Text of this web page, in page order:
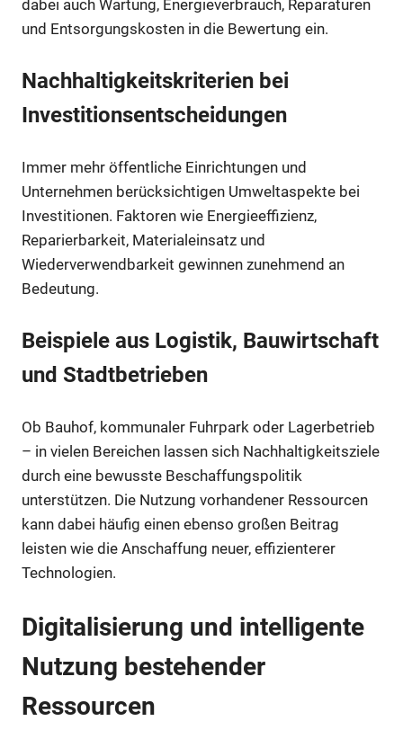
dabei auch Wartung, Energieverbrauch, Reparaturen
und Entsorgungskosten in die Bewertung ein.
Nachhaltigkeitskriterien bei
Investitionsentscheidungen
Immer mehr öffentliche Einrichtungen und
Unternehmen berücksichtigen Umweltaspekte bei
Investitionen. Faktoren wie Energieeffizienz,
Reparierbarkeit, Materialeinsatz und
Wiederverwendbarkeit gewinnen zunehmend an
Bedeutung.
Beispiele aus Logistik, Bauwirtschaft
und Stadtbetrieben
Ob Bauhof, kommunaler Fuhrpark oder Lagerbetrieb
– in vielen Bereichen lassen sich Nachhaltigkeitsziele
durch eine bewusste Beschaffungspolitik
unterstützen. Die Nutzung vorhandener Ressourcen
kann dabei häufig einen ebenso großen Beitrag
leisten wie die Anschaffung neuer, effizienterer
Technologien.
Digitalisierung und intelligente
Nutzung bestehender
Ressourcen